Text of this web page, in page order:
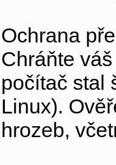
Ochrana
Chráňte
počítač stal
Linux).
hrozeb,